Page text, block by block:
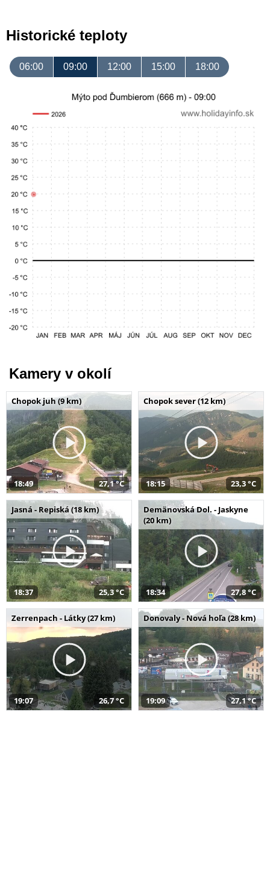
Historické teploty
06:00 09:00 12:00 15:00 18:00
Kamery v okolí
Chopok juh (9 km)
18:49 27,1 °C
Chopok sever (12 km)
18:15 23,3 °C
Jasná - Repiská (18 km)
18:37 25,3 °C
Demänovská Dol. - Jaskyne
(20 km)
18:34 27,8 °C
Zerrenpach - Látky (27 km)
19:07 26,7 °C
Donovaly - Nová hoľa (28 km)
19:09 27,1 °C